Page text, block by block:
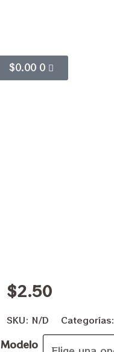
$0.00 0
$2.50
SKU: N/D Categorías:
Modelo